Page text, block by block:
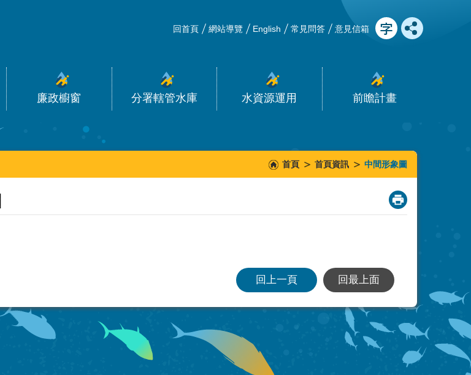
回首頁 網站導覽 English 常見問答 意見信箱
廉政櫥窗 分署轄管水庫 水資源運用 前瞻計畫
首頁 首頁資訊 中間形象圖
_
回上一頁 回最上面